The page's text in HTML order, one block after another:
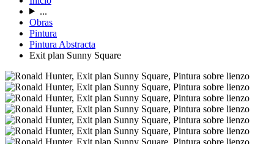
...
Obras
Pintura
Pintura Abstracta
Exit plan Sunny Square